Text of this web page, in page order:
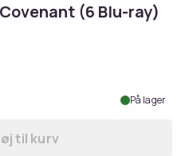
(6 Blu-ray)
På lager
Læg Alien: 6-Movie
til kurv